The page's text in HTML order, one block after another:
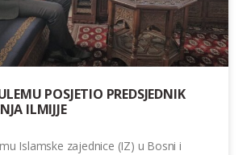
POSJETIO PREDSJEDNIK
ILMIJJE
Islamske zajednice (IZ) u Bosni i